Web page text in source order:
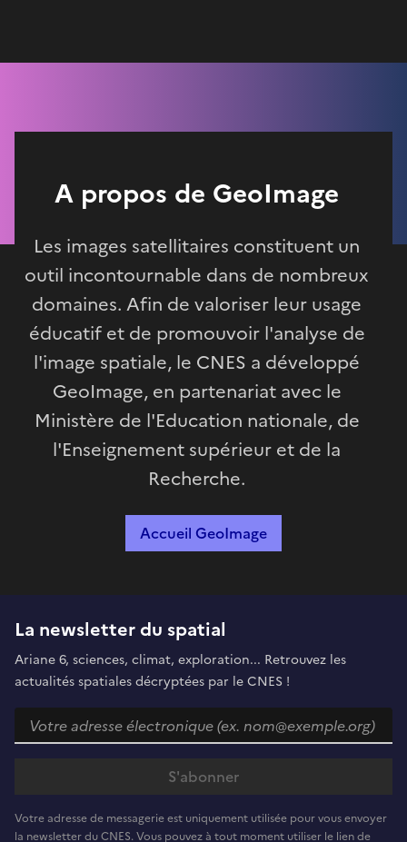
A propos de GeoImage
Les images satellitaires constituent un
outil incontournable dans de nombreux
domaines. Afin de valoriser leur usage
éducatif et de promouvoir l'analyse de
l'image spatiale, le CNES a développé
GeoImage, en partenariat avec le
Ministère de l'Education nationale, de
l'Enseignement supérieur et de la
Recherche.
Accueil GeoImage
La newsletter du spatial
Ariane 6, sciences, climat, exploration... Retrouvez les
actualités spatiales décryptées par le CNES !
Votre adresse de messagerie est uniquement utilisée pour vous envoyer
la newsletter du CNES. Vous pouvez à tout moment utiliser le lien de